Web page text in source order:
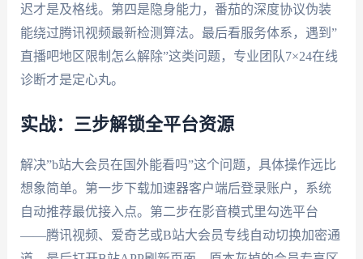
迟才是及格线。第四是隐身能力，番茄的深度协议伪装
能绕过腾讯视频最新检测算法。最后看服务体系，遇到”
直播吧地区限制怎么解除”这类问题，专业团队7×24在线
诊断才是定心丸。
实战：三步解锁全平台资源
解决”b站大会员在国外能看吗”这个问题，具体操作远比
想象简单。第一步下载加速器客户端后登录账户，系统
自动推荐最优接入点。第二步在影音模式里勾选平台
——腾讯视频、爱奇艺或B站大会员专线自动切换加密通